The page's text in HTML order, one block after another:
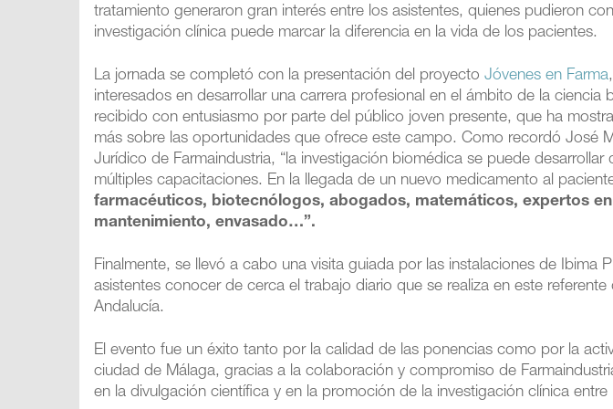
tratamiento generaron gran interés entre los asistentes, quienes pudieron
investigación clínica puede marcar la diferencia en la vida de los pacientes.
La jornada se completó con la presentación del proyectoJóvenes en Farma
interesados en desarrollar una carrera profesional en el ámbito de la ciencia
recibido con entusiasmo por parte del público joven presente, que ha
más sobre las oportunidades que ofrece este campo. Como recordó José
Jurídico de Farmaindustria, “la investigación biomédica se puede
múltiples capacitaciones. En la llegada de un nuevo medicamento al
farmacéuticos, biotecnólogos, abogados, matemáticos, expertos
mantenimiento, envasado…”.
Finalmente, se llevó a cabo una visita guiada por las instalaciones de Ibima
asistentes conocer de cerca el trabajo diario que se realiza en este
Andalucía.
El evento fue un éxito tanto por la calidad de las ponencias como por la
ciudad de Málaga, gracias a la colaboración y compromiso de
en la divulgación científica y en la promoción de la investigación clínica entre